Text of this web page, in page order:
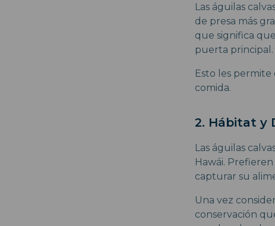
Las águilas
de presa más
que significa
puerta principal.
Esto les permite
comida.
2. Hábitat y
Las águilas
Hawái.
capturar su
Una vez
conservación